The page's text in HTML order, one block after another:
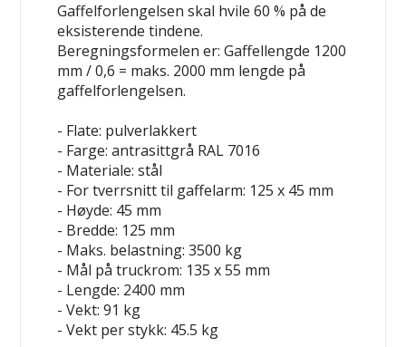
Gaffelforlengelsen skal hvile 60 % på de
eksisterende tindene.
Beregningsformelen er: Gaffellengde 1200
mm / 0,6 = maks. 2000 mm lengde på
gaffelforlengelsen.
- Flate: pulverlakkert
- Farge: antrasittgrå RAL 7016
- Materiale: stål
- For tverrsnitt til gaffelarm: 125 x 45 mm
- Høyde: 45 mm
- Bredde: 125 mm
- Maks. belastning: 3500 kg
- Mål på truckrom: 135 x 55 mm
- Lengde: 2400 mm
- Vekt: 91 kg
- Vekt per stykk: 45.5 kg